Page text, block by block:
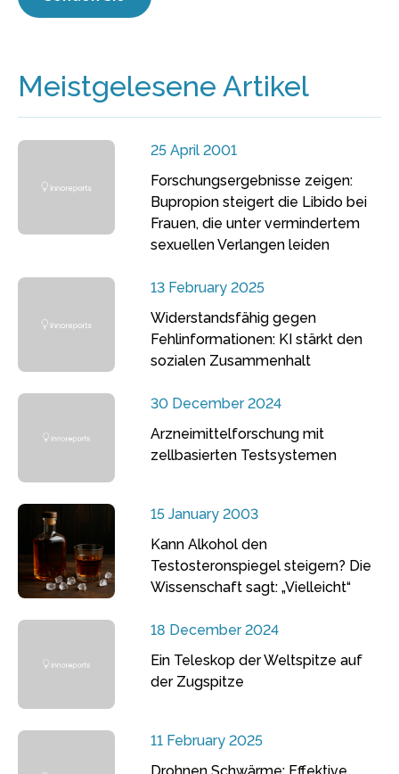
Meistgelesene Artikel
25 April 2001
Forschungsergebnisse zeigen:
Bupropion steigert die Libido bei
Frauen, die unter vermindertem
sexuellen Verlangen leiden
13 February 2025
Widerstandsfähig gegen
Fehlinformationen: KI stärkt den
sozialen Zusammenhalt
30 December 2024
Arzneimittelforschung mit
zellbasierten Testsystemen
15 January 2003
Kann Alkohol den
Testosteronspiegel steigern? Die
Wissenschaft sagt: „Vielleicht“
18 December 2024
Ein Teleskop der Weltspitze auf
der Zugspitze
11 February 2025
Drohnen Schwärme: Effektive